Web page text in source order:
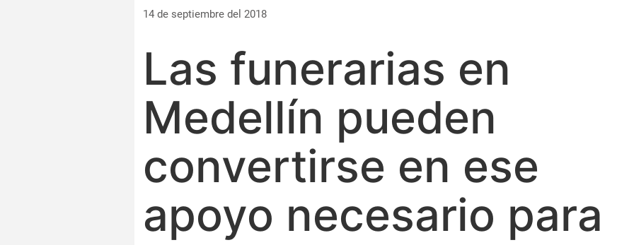
14 de septiembre del 2018
Las funerarias en
Medellín pueden
convertirse en ese
apoyo necesario para